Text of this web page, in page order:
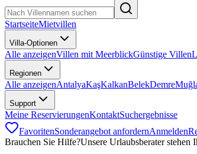
StartseiteMietvillen
Villa-Optionen
Alle anzeigenVillen mit MeerblickGünstige Villen
Regionen
Alle anzeigenAntalyaKaşKalkanBelekDemre
Support
Meine ReservierungenKontaktSuchergebnisse
FavoritenSonderangebot anfordernAnmelden
Brauchen Sie Hilfe?Unsere Urlaubsberater stehen